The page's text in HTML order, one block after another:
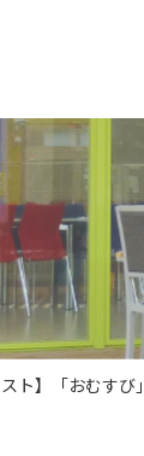
ト】「おむす